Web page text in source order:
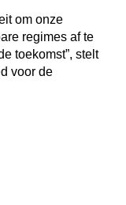
om onze
regimes af te
toekomst”, stelt
voor de